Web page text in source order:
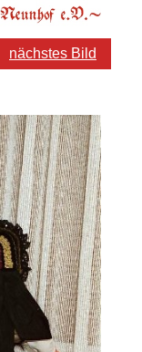
nächstes Bild